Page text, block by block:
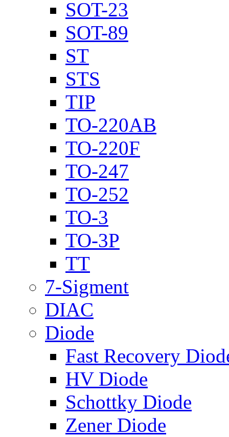
SOT-23
SOT-89
ST
STS
TIP
TO-220AB
TO-220F
TO-247
TO-252
TO-3
TO-3P
TT
7-Sigment
DIAC
Diode
Fast Recovery
HV Diode
Schottky Diode
Zener Diode